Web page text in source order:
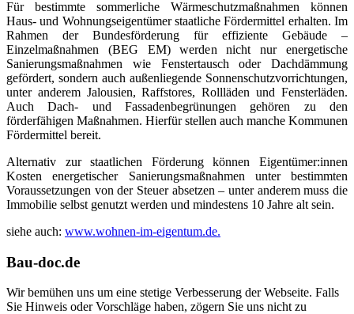
Für bestimmte sommerliche Wärmeschutzmaßnahmen können
Haus- und Wohnungseigentümer staatliche Fördermittel erhalten. Im
Rahmen der Bundesförderung für effiziente Gebäude –
Einzelmaßnahmen (BEG EM) werden nicht nur energetische
Sanierungsmaßnahmen wie Fenstertausch oder Dachdämmung
gefördert, sondern auch außenliegende Sonnenschutzvorrichtungen,
unter anderem Jalousien, Raffstores, Rollläden und Fensterläden.
Auch Dach- und Fassadenbegrünungen gehören zu den
förderfähigen Maßnahmen. Hierfür stellen auch manche Kommunen
Fördermittel bereit.
Alternativ zur staatlichen Förderung können Eigentümer:innen
Kosten energetischer Sanierungsmaßnahmen unter bestimmten
Voraussetzungen von der Steuer absetzen – unter anderem muss die
Immobilie selbst genutzt werden und mindestens 10 Jahre alt sein.
siehe auch: www.wohnen-im-eigentum.de.
Bau-doc.de
Wir bemühen uns um eine stetige Verbesserung der Webseite. Falls
Sie Hinweis oder Vorschläge haben, zögern Sie uns nicht zu